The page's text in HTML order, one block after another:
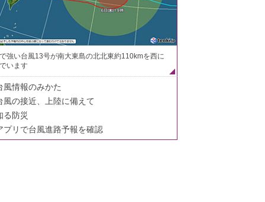
強い台風13号が南大東島の北北東約110kmを西に
います
風情報のみかた
風の接近、上陸に備えて
る防災
プリで台風進路予報を確認